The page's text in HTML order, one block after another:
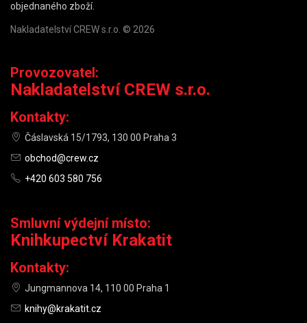
objednaného zboží.
Nakladatelství CREW s.r.o. © 2026
Provozovatel:
Nakladatelství CREW s.r.o.
Kontakty:
Čáslavská 15/1793, 130 00 Praha 3
obchod@crew.cz
+420 603 580 756
Smluvní výdejní místo:
Knihkupectví Krakatit
Kontakty:
Jungmannova 14, 110 00 Praha 1
knihy@krakatit.cz